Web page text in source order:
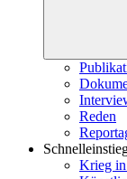
Reden
Krieg